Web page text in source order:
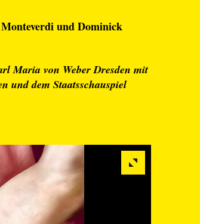
und Dominick
Maria von Weber Dresden mit
und dem Staatsschauspiel